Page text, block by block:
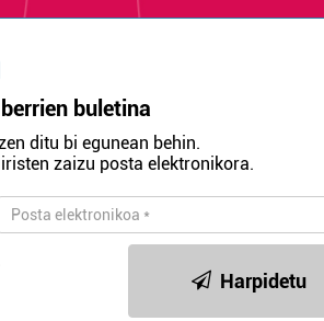
buletina
ditu bi egunean behin.
zaizu posta elektronikora.
Harpidetu